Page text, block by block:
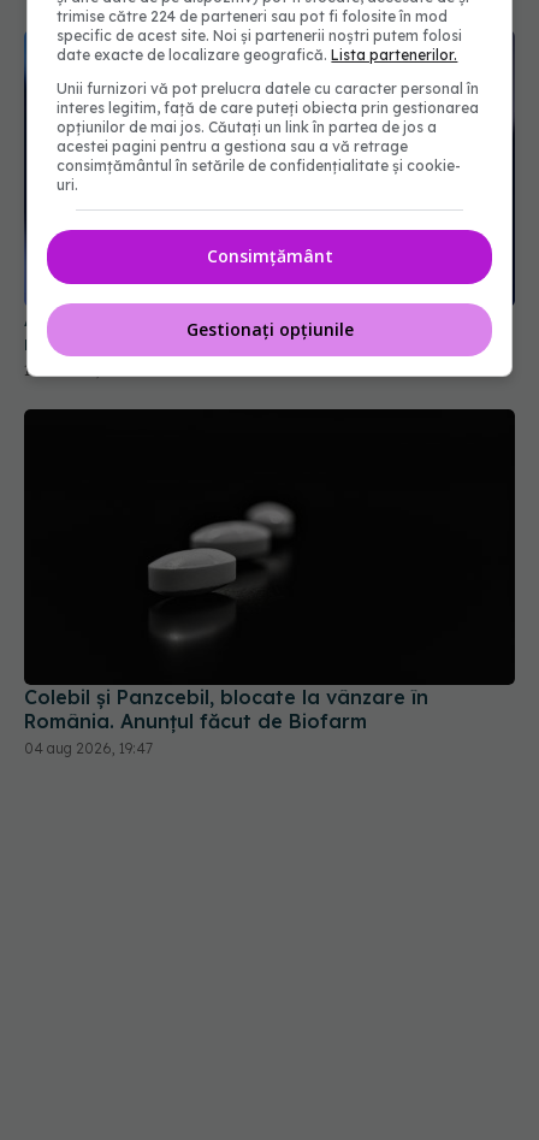
A murit actorul Sam Neill. Era cunoscut pentru
rolul din Jurassic Park
13 iul 2026, 11:23
România. Anunțul făcut de Biofarm
trimise către 224 de parteneri sau pot fi folosite în mod
specific de acest site. Noi și partenerii noștri putem folosi
date exacte de localizare geografică.Lista partenerilor.
Unii furnizori vă pot prelucra datele cu caracter personal în
interes legitim, față de care puteți obiecta prin gestionarea
opțiunilor de mai jos. Căutați un link în partea de jos a
acestei pagini pentru a gestiona sau a vă retrage
consimțământul în setările de confidențialitate și cookie-
uri.
Consimțământ
Gestionați opțiunile